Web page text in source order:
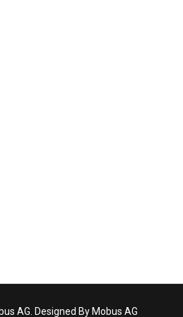
AG. Designed By Mobus AG